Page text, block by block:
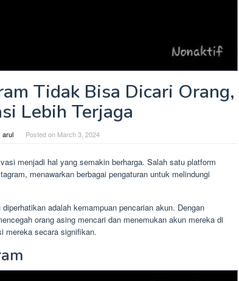
Tidak Bisa Dicari Orang,
Lebih Terjaga
arul Posted on March 3, 2024
menjadi hal yang semakin berharga. Salah satu platform
menawarkan berbagai pengaturan untuk melindungi
adalah kemampuan pencarian akun. Dengan
orang asing mencari dan menemukan akun mereka di
mereka secara signifikan.